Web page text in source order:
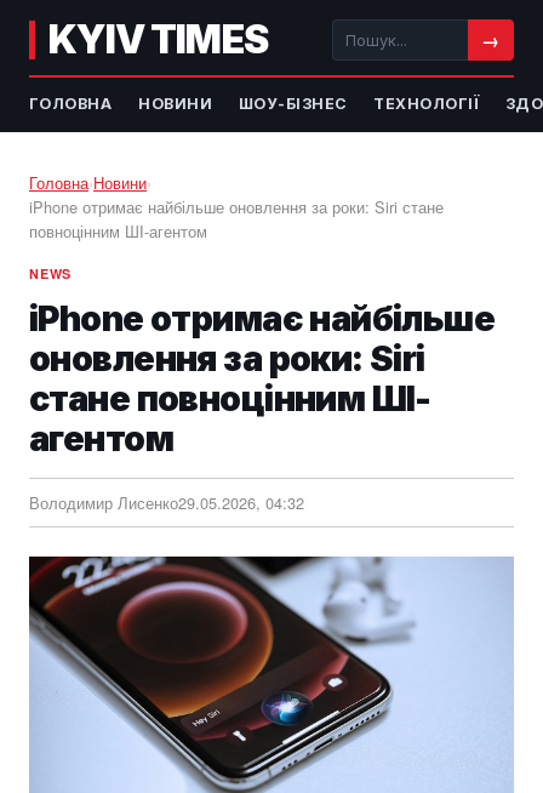
KYIV TIMES →
ГОЛОВНА НОВИНИ ШОУ-БІЗНЕС ТЕХНОЛОГІЇ
Головна›Новини›
iPhone отримає найбільше оновлення за роки: Siri стане
повноцінним ШІ-агентом
NEWS
iPhone отримає найбільше
оновлення за роки: Siri
стане повноцінним ШІ-
агентом
Володимир Лисенко29.05.2026, 04:32